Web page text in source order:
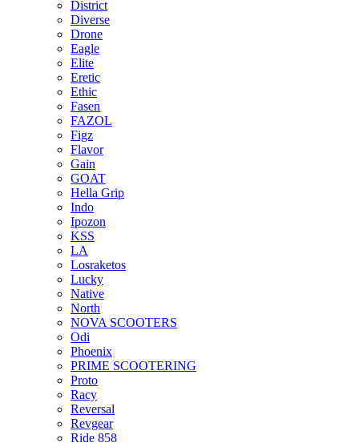
District
Diverse
Drone
Eagle
Elite
Eretic
Ethic
Fasen
FAZOL
Figz
Flavor
Gain
GOAT
Hella Grip
Indo
Ipozon
KSS
LA
Losraketos
Lucky
Native
North
NOVA SCOOTERS
Odi
Phoenix
PRIME SCOOTERING
Proto
Racy
Reversal
Revgear
Ride 858